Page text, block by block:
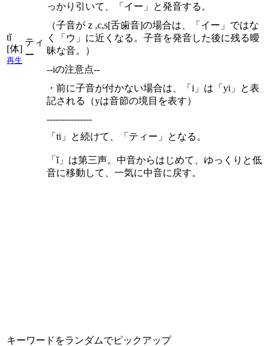
tǐ
[体]
再生
ティ
ー
っかり引いて、「イー」と発音する。
（子音がｚ,c,s[舌歯音]の場合は、「イー」ではな
く「ウ」に近くなる。子音を発音した後に残る曖
昧な音。）
--iの注意点--
・前に子音が付かない場合は、「i」は「yi」と表
記される（yは音節の境目を表す）
---------------
「ti」と続けて、「ティー」となる。
「ǐ」は第三声。中音からはじめて、ゆっくりと低
音に移動して、一気に中音に戻す。
キーワードをランダムでピックアップ